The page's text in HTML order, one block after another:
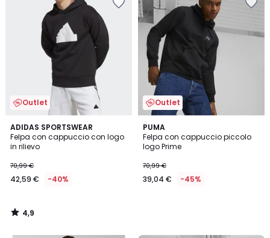
Outlet
ADIDAS SPORTSWEAR
Felpa con cappuccio con logo
in rilievo
70,99 €
42,59 € -40%
4,9
/ 5
4,9
/
Outlet
PUMA
Felpa con cappuccio piccolo
logo Prime
70,99 €
39,04 € -45%